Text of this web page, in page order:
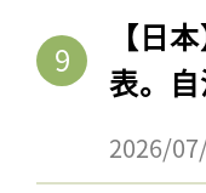
【日
表。
2026/